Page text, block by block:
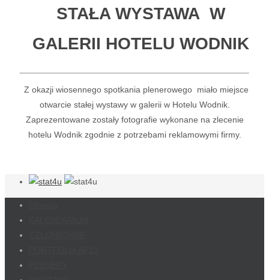
STAŁA WYSTAWA W
GALERII HOTELU WODNIK
Z okazji wiosennego spotkania plenerowego miało miejsce
otwarcie stałej wystawy w galerii w Hotelu Wodnik.
Zaprezentowane zostały fotografie wykonane na zlecenie
hotelu Wodnik zgodnie z potrzebami reklamowymi firmy.